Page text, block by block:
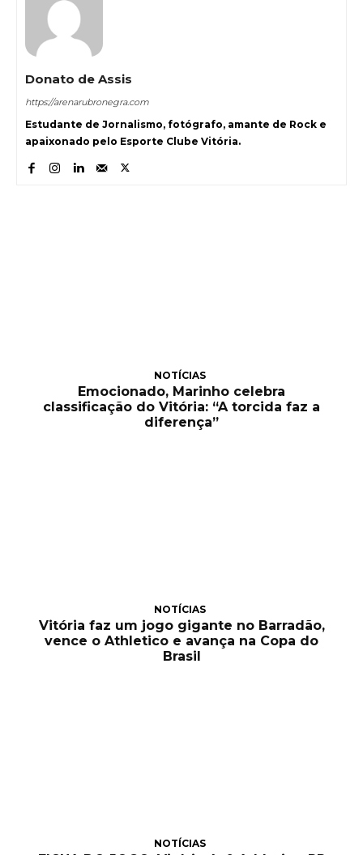
Donato de Assis
https://arenarubronegra.com
Estudante de Jornalismo, fotógrafo, amante de Rock e
apaixonado pelo Esporte Clube Vitória.
NOTÍCIAS
Emocionado, Marinho celebra
classificação do Vitória: “A torcida faz a
diferença”
NOTÍCIAS
Vitória faz um jogo gigante no Barradão,
vence o Athletico e avança na Copa do
Brasil
NOTÍCIAS